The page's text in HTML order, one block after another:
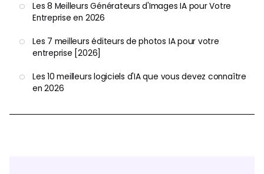
Les 8 Meilleurs Générateurs d'Images IA pour Votre
Entreprise en 2026
Les 7 meilleurs éditeurs de photos IA pour votre
entreprise [2026]
Les 10 meilleurs logiciels d'IA que vous devez connaître
en 2026